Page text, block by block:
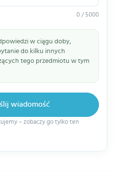
0 / 5000
w ciągu doby,
do kilku innych
tego przedmiotu w tym
– zobaczy go tylko ten
wiadomość